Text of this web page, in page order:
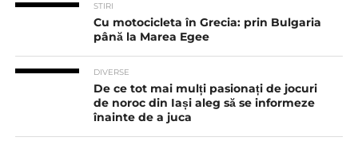
STIRI
Cu motocicleta în Grecia: prin Bulgaria
până la Marea Egee
DIVERSE
De ce tot mai mulți pasionați de jocuri
de noroc din Iași aleg să se informeze
înainte de a juca